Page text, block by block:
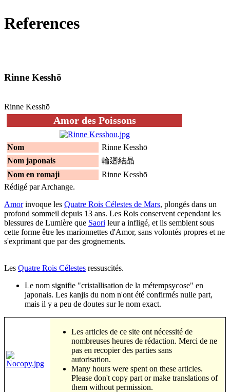
References
Rinne Kesshō
Rinne Kesshō
Amor des Poissons
Nom
Rinne Kesshō
Nom japonais
輪廻結晶
Nom en romaji
Rinne Kesshō
Rédigé par Archange.
Amorinvoque les Quatre Rois Célestes de Mars, plongés dans un
profond sommeil depuis 13 ans. Les Rois conservent cependant les
blessures de Lumière que Saori leur a infligé, et ils semblent sous
cette forme être les marionnettes d'Amor, sans volontés propres et ne
s'exprimant que par des grognements.
Les Quatre Rois Célestes ressuscités.
Le nom signifie "cristallisation de la métempsycose" en
japonais. Les kanjis du nom n'ont été confirmés nulle part,
mais il y a peu de doutes sur le nom exact.
Les articles de ce site ont nécessité de
nombreuses heures de rédaction. Merci de ne
pas en recopier des parties sans
autorisation.
Many hours were spent on these articles.
Please don't copy part or make translations of
them without permission.